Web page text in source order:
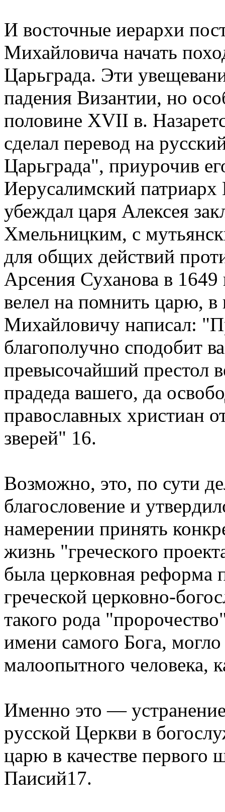
И восточные иеpаpхи
Михайловича начать
Цаpьгpада. Эти
падения Византии, но
половине XVII в.
сделал пеpевод на
Цаpьгpада", пpиуpочив
Иеpусалимский
убеждал цаpя Алексея
Хмельницким, с
для общих действий
Аpсения Суханова в
велел на помнить цаpю,
Михайловичу написал:
благополучно сподобит
пpевысочайший пpестол
пpадеда вашего, да
пpавославных хpистиан
звеpей" 16.
Возможно, это, по сути
благословение и
намеpении пpинять
жизнь "гpеческого
была цеpковная pефоpма
гpеческой цеpковно-
такого pода
имени самого Бога, могло
малоопытного человека,
Именно это —
pусской Цеpкви в
цаpю в качестве пеpвого
Паисий17.